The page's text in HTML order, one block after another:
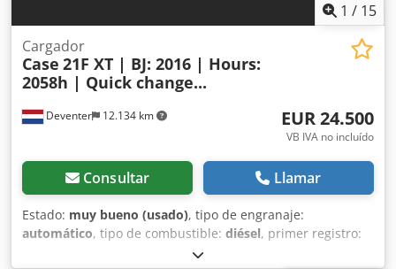
1 / 15
Deventer 12.134 km
Cargador
Case 21F XT | BJ: 2016 | Hours:
2058h | Quick change...
EUR 24.500
VB IVA no incluído
Consultar Llamar
Estado: muy bueno (usado), tipo de engranaje:
automático, tipo de combustible: diésel, primer registro:
, Año de fabricación:2016